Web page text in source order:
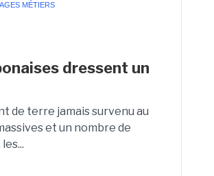
MÉTIERS
dressent un
de terre jamais survenu au
et un nombre de